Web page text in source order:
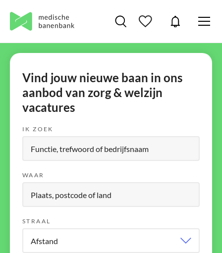
Vind jouw nieuwe baan in ons
aanbod van zorg & welzijn
vacatures
IK ZOEK
WAAR
STRAAL